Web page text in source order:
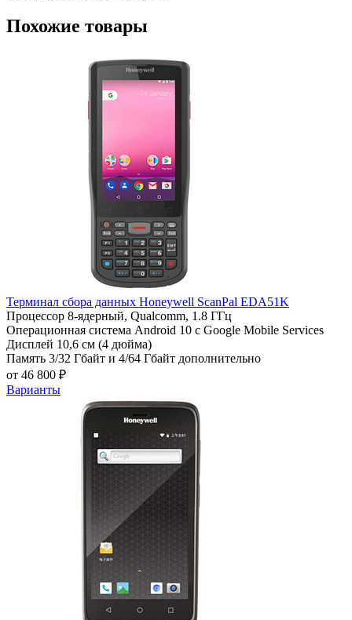
Похожие товары
Терминал сбора данных Honeywell ScanPal EDA51K
Процессор 8-ядерный, Qualcomm, 1.8 ГГц
Операционная система Android 10 с Google Mobile Services
Дисплей 10,6 см (4 дюйма)
Память 3/32 Гбайт и 4/64 Гбайт дополнительно
от 46 800 ₽
Варианты